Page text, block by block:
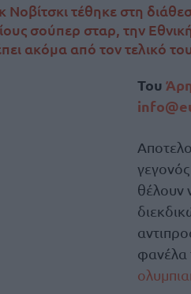
Νοβίτσκι τέθηκε στη
σούπερ σταρ, την
ακόμα από τον τελικό
Του
θέλουν
φανέλα